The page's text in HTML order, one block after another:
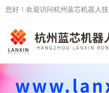
您好！欢迎访问杭州蓝芯机器人